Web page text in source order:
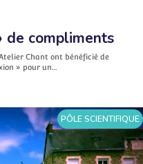
compliments
Chant ont bénéficié de
» pour un…
PÔLE SCIENTIFIQUE